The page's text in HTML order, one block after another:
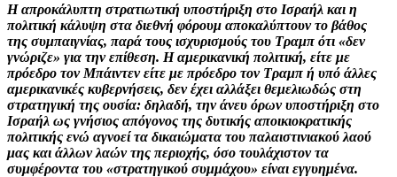
Η απροκάλυπτη στρατιωτική υποστήριξη στο Ισραήλ και η
πολιτική κάλυψη στα διεθνή φόρουμ αποκαλύπτουν το βάθος
της συμπαιγνίας, παρά τους ισχυρισμούς του Τραμπ ότι «δεν
γνώριζε» για την επίθεση. Η αμερικανική πολιτική, είτε με
πρόεδρο τον Μπάιντεν είτε με πρόεδρο τον Τραμπ ή υπό άλλες
αμερικανικές κυβερνήσεις, δεν έχει αλλάξει θεμελιωδώς στη
στρατηγική της ουσία: δηλαδή, την άνευ όρων υποστήριξη στο
Ισραήλ ως γνήσιος απόγονος της δυτικής αποικιοκρατικής
πολιτικής ενώ αγνοεί τα δικαιώματα του παλαιστινιακού λαού
μας και άλλων λαών της περιοχής, όσο τουλάχιστον τα
συμφέροντα του «στρατηγικού συμμάχου» είναι εγγυημένα.